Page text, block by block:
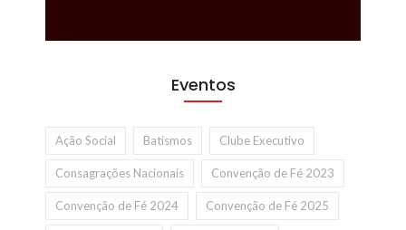
Eventos
Ação Social Batismos Clube Executivo
Consagrações Nacionais Convenção de Fé 2023
Convenção de Fé 2024 Convenção de Fé 2025